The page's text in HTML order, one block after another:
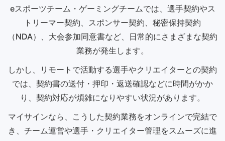
eスポーツチーム・ゲーミングチームでは、選手契約やス
トリーマー契約、スポンサー契約、秘密保持契約
（NDA）、大会参加同意書など、日常的にさまざまな契約
業務が発生します。
しかし、リモートで活動する選手やクリエイターとの契約
では、契約書の送付・押印・返送確認などに時間がかか
り、契約対応が煩雑になりやすい状況があります。
マイサインなら、こうした契約業務をオンラインで完結で
き、チーム運営や選手・クリエイター管理をスムーズに進